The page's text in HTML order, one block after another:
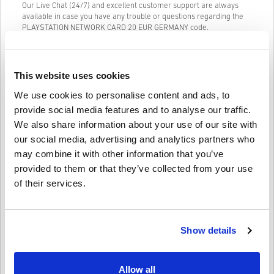
This website uses cookies
We use cookies to personalise content and ads, to
provide social media features and to analyse our traffic.
We also share information about your use of our site with
our social media, advertising and analytics partners who
may combine it with other information that you’ve
provided to them or that they’ve collected from your use
of their services.
Show details
Allow all
Our Live Chat (24/7) and excellent customer support are always
available in case you have any trouble or questions regarding the
PLAYSTATION NETWORK CARD 20 EUR GERMANY code.
PLAYSTATION NETWORK CARD 20 EUR GERMANY for PC from
livecards.net quick and easy.
Jak to funguje na Livecards.net
Nový na Livecards.net? Nákup digitálních kódů je rychlý a
jednoduchý:
Zřeknutí se odpovědnosti
• ProduktyPředobjednávky
budou dodány okamžitě, čekající na bezpečnostní kontroly.
• Pro více informací se prosím podívejte na naše FAQ.
• Pokud narazíte na jakýkoli problém s nákupem, informujte
4,3/5 10 Recenze